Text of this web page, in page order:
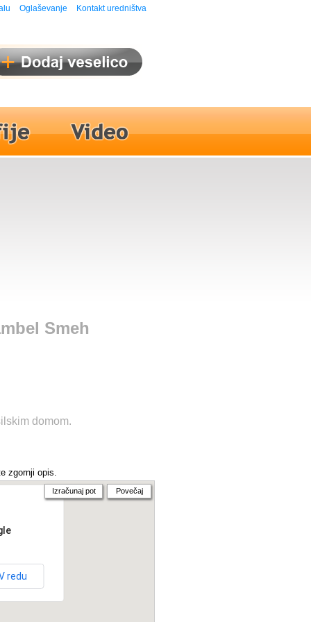
Oglaševanje Kontakt uredništva
Smeh
domom.
zgornji opis.
redu
Izračunaj pot Povečaj